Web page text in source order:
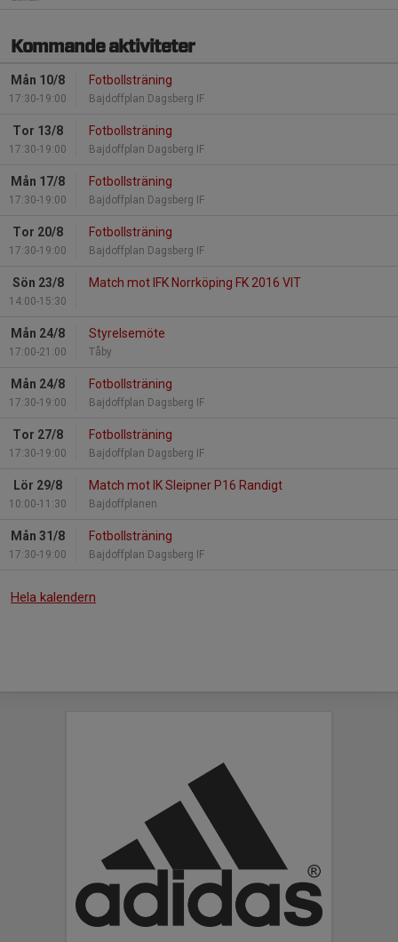
Kommande aktiviteter
Mån 10/8
17:30-19:00
Fotbollsträning
Bajdoffplan Dagsberg IF
Tor 13/8
17:30-19:00
Fotbollsträning
Bajdoffplan Dagsberg IF
Mån 17/8
17:30-19:00
Fotbollsträning
Bajdoffplan Dagsberg IF
Tor 20/8
17:30-19:00
Fotbollsträning
Bajdoffplan Dagsberg IF
Sön 23/8
14:00-15:30
Match mot IFK Norrköping FK 2016 VIT
Mån 24/8
17:00-21:00
Styrelsemöte
Tåby
Mån 24/8
17:30-19:00
Fotbollsträning
Bajdoffplan Dagsberg IF
Tor 27/8
17:30-19:00
Fotbollsträning
Bajdoffplan Dagsberg IF
Lör 29/8
10:00-11:30
Match mot IK Sleipner P16 Randigt
Bajdoffplanen
Mån 31/8
17:30-19:00
Fotbollsträning
Bajdoffplan Dagsberg IF
Hela kalendern